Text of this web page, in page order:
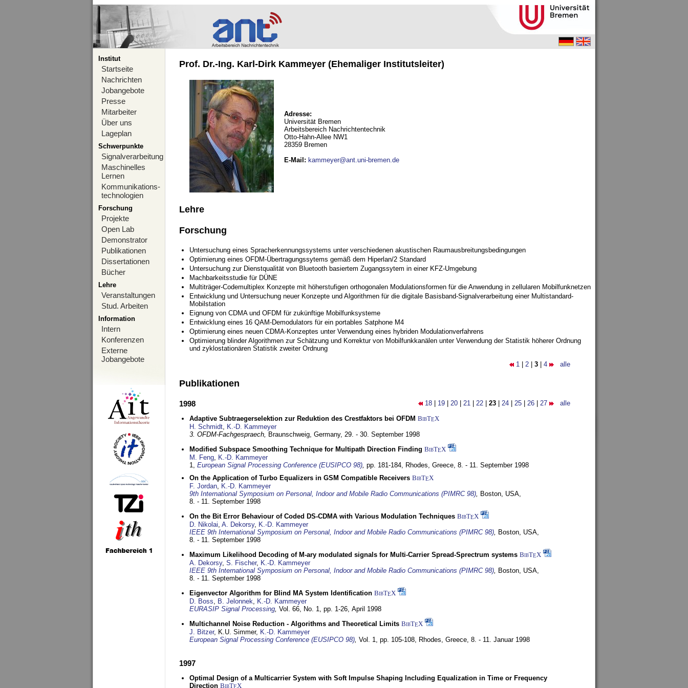
Institut
Startseite
Nachrichten
Jobangebote
Presse
Mitarbeiter
Über uns
Lageplan
Schwerpunkte
Signalverarbeitung
Maschinelles
Lernen
Kommunikations-
technologien
Forschung
Projekte
Open Lab
Demonstrator
Publikationen
Dissertationen
Bücher
Lehre
Veranstaltungen
Stud. Arbeiten
Information
Intern
Konferenzen
Externe
Jobangebote
Prof. Dr.-Ing. Karl-Dirk Kammeyer (Ehemaliger Institutsleiter)
Adresse:
Universität Bremen
Arbeitsbereich Nachrichtentechnik
Otto-Hahn-Allee NW1
28359 Bremen
E-Mail : kammeyer@ant.uni-bremen.de
Lehre
Forschung
Untersuchung eines Spracherkennungssystems unter verschiedenen akustischen Raumausbreitungsbedingungen
Optimierung eines OFDM-Übertragungssytems gemäß dem Hiperlan/2 Standard
Untersuchung zur Dienstqualität von Bluetooth basiertem Zugangssytem in einer KFZ-Umgebung
Machbarkeitsstudie für DÜNE
Multiträger-Codemultiplex Konzepte mit höherstufigen orthogonalen Modulationsformen für die Anwendung in zellularen Mobilfunknetzen
Entwicklung und Untersuchung neuer Konzepte und Algorithmen für die digitale Basisband-Signalverarbeitung einer Multistandard-
Mobilstation
Eignung von CDMA und OFDM für zukünftige Mobilfunksysteme
Entwicklung eines 16 QAM-Demodulators für ein portables Satphone M4
Optimierung eines neuen CDMA-Konzeptes unter Verwendung eines hybriden Modulationverfahrens
Optimierung blinder Algorithmen zur Schätzung und Korrektur von Mobilfunkkanälen unter Verwendung der Statistik höherer Ordnung
und zyklostationären Statistik zweiter Ordnung
1 2 3 4 alle
Publikationen
18 19 20 21 22 23 24 25 26 27 alle
1998
Adaptive Subtraegerselektion zur Reduktion des Crestfaktors bei OFDM BibTEX
H. Schmidt, K.-D. Kammeyer
3. OFDM-Fachgespraech, Braunschweig, Germany, 29. - 30. September 1998
Modified Subspace Smoothing Technique for Multipath Direction Finding BibTEX
M. Feng, K.-D. Kammeyer
1, European Signal Processing Conference (EUSIPCO 98), pp. 181-184, Rhodes, Greece, 8. - 11. September 1998
On the Application of Turbo Equalizers in GSM Compatible Receivers BibTEX
F. Jordan, K.-D. Kammeyer
9th International Symposium on Personal, Indoor and Mobile Radio Communications (PIMRC 98), Boston, USA,
8. - 11. September 1998
On the Bit Error Behaviour of Coded DS-CDMA with Various Modulation Techniques BibTEX
D. Nikolai, A. Dekorsy, K.-D. Kammeyer
IEEE 9th International Symposium on Personal, Indoor and Mobile Radio Communications (PIMRC 98), Boston, USA,
8. - 11. September 1998
Maximum Likelihood Decoding of M-ary modulated signals for Multi-Carrier Spread-Sprectrum systems BibTEX
A. Dekorsy, S. Fischer, K.-D. Kammeyer
IEEE 9th International Symposium on Personal, Indoor and Mobile Radio Communications (PIMRC 98), Boston, USA,
8. - 11. September 1998
Eigenvector Algorithm for Blind MA System Identification BibTEX
D. Boss, B. Jelonnek, K.-D. Kammeyer
EURASIP Signal Processing, Vol. 66, No. 1, pp. 1-26, April 1998
Multichannel Noise Reduction - Algorithms and Theoretical Limits BibTEX
J. Bitzer, K.U. Simmer, K.-D. Kammeyer
European Signal Processing Conference (EUSIPCO 98), Vol. 1, pp. 105-108, Rhodes, Greece, 8. - 11. Januar 1998
1997
Optimal Design of a Multicarrier System with Soft Impulse Shaping Including Equalization in Time or Frequency
Direction BibTEX